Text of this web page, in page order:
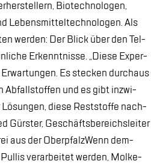
Bio­tech­no­lo­gen,
Le­bens­mit­tel­tech­no­lo­gen. Als
wer­den: Der Blick über den Tel­
Er­kennt­nis­se. „Die­se Ex­per­
Es ste­cken durch­aus
Ab­fall­stof­fen und es gibt in­zwi­
Lö­sun­gen, die­se Rest­stof­fe nach­
Gür­s­ter, Ge­schäfts­be­reichs­lei­ter
aus der Ober­pfalz­Wenn dem­
ver­ar­bei­tet wer­den, Mol­ke­